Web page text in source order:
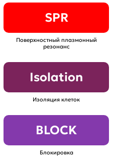
SPR
Поверхностный плазмонный
резонанс
Isolation
Изоляция клеток
BLOCK
Блокировка